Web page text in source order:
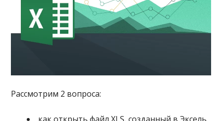
Рассмотрим 2 вопроса: